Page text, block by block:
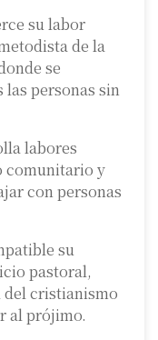
su labor
de la
se
personas sin
labores
comunitario y
con personas
su
pastoral,
del cristianismo
al prójimo.